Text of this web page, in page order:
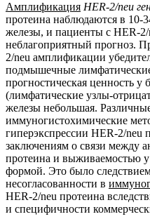
Амплификация HER-2/neu
протеина наблюдаются в 10-
железы, и пациенты с HER-
неблагоприятный прогноз.
2/neu амплификации
подмышечные
прогностическая ценность
(лимфатические узлы-
железы небольшая.
иммуногистохимические
гиперэкспрессии HER-2/
заключениям о связи между
протеина и выживаемостью
формой. Это было
несогласованности в
HER-2/neu протеина
и специфичности